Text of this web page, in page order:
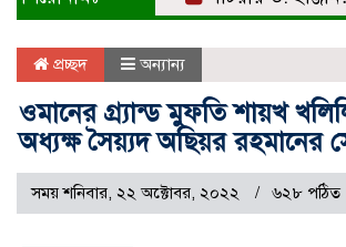
প্রচ্ছদ অন্যান্য
ওমানের গ্র্যান্ড মুফতি শায়খ
অধ্যক্ষ সৈয়্যদ অছিয়র রহমানের
সময় শনিবার, ২২ অক্টোবর, ২০২২ ৬২৮ পঠিত